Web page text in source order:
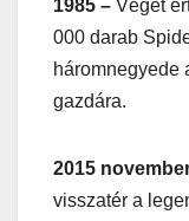
1985 – Véget
000 darab
háromnegyede
gazdára.
2015
visszatér a